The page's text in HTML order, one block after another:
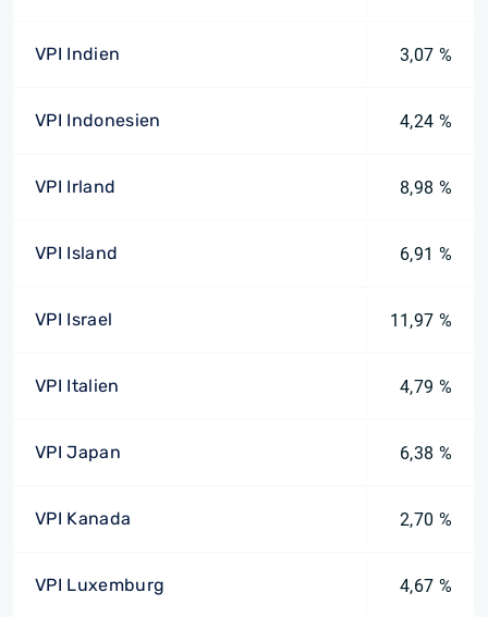
VPI Indien 3,07 %
VPI Indonesien 4,24 %
VPI Irland 8,98 %
VPI Island 6,91 %
VPI Israel 11,97 %
VPI Italien 4,79 %
VPI Japan 6,38 %
VPI Kanada 2,70 %
VPI Luxemburg 4,67 %